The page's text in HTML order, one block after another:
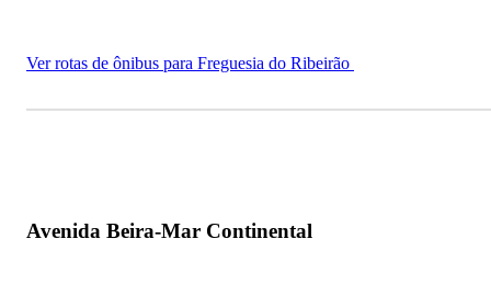
Ver rotas de ônibus para Freguesia do Ribeirão
Avenida Beira-Mar Continental